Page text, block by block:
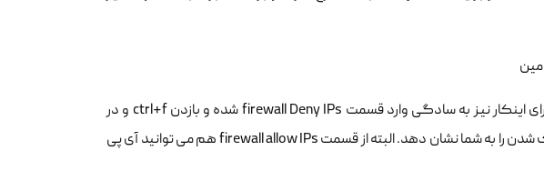
ممکن است بخواهید علت بلاک شدن IP خود را بدانید، برای اینکار نیز به سادگی وارد قسمت firewall Deny IPs شده و بازدن ctrl+f و در
قسمت مربوط به سرچ، آی پی خود را وارد نمایید تا علت بلاک شدن را به شما نشان دهد. البته از قسمت firewall allow IPs هم می توانید آی پی